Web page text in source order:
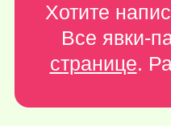
Хотите
Все явки-
странице.